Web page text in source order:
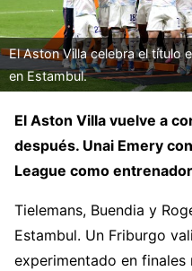
El Aston Villa celebra el título
en Estambul.
El Aston Villa vuelve a
después. Unai Emery
League como
Tielemans, Buendia y
Estambul. Un Friburgo
experimentado en